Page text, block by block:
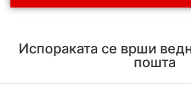
Испораката се врши
пошта